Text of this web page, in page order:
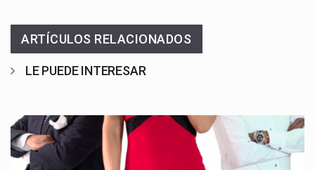
ARTÍCULOS RELACIONADOS
LE PUEDE INTERESAR